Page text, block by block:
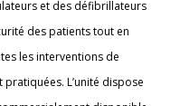
et des défibrillateurs
des patients tout en
les interventions de
L’unité dispose